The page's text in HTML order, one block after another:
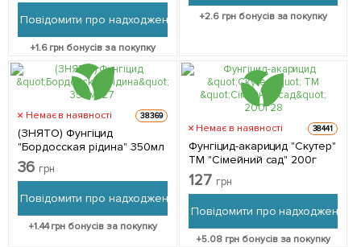
Повідомити про надходження
+1.6грн бонусів за покупку
+2.6грн бонусів за покупку
Немає в наявності 38369
(ЗНЯТО) Фунгіцид
"Бордосская рідина" 350мл
36 грн
Повідомити про надходження
+1.44грн бонусів за покупку
Немає в наявності 38441
Фунгіцид-акарицид "Скутер"
ТМ "Сімейний сад" 200г
127 грн
Повідомити про надходження
+5.08грн бонусів за покупку